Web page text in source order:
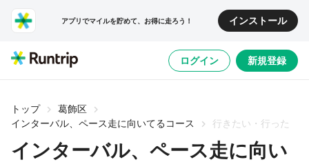
アプリでマイルを貯めて、お得に走ろう！ インストール
ログイン 新規登録
トップ
葛飾区
インターバル、ペース走に向いてるコース
行きたい・行った
インターバル、ペース走に向い